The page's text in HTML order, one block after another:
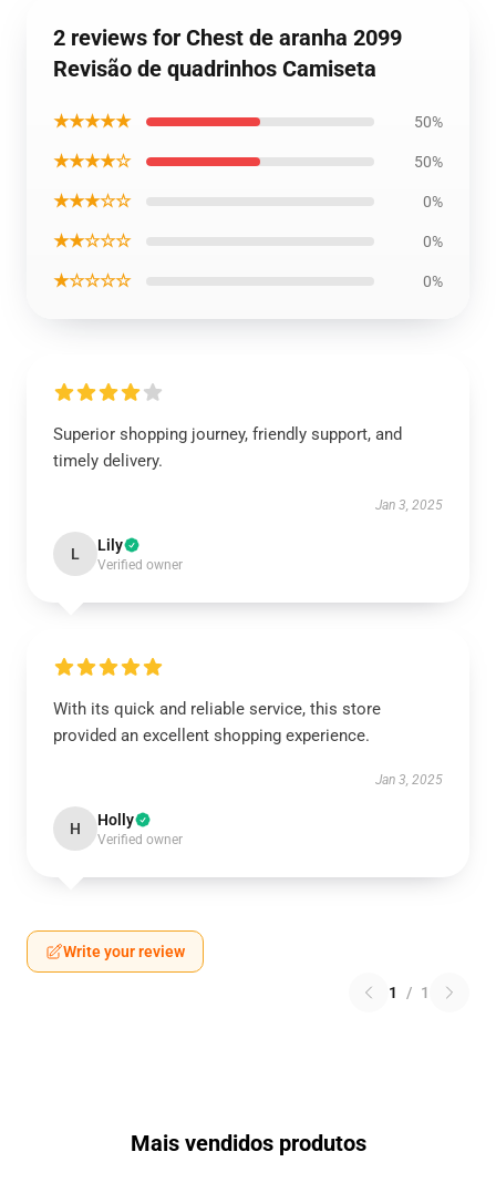
2 reviews for Chest de aranha 2099
Revisão de quadrinhos Camiseta
★★★★★ 50%
★★★★☆ 50%
★★★☆☆ 0%
★★☆☆☆ 0%
★☆☆☆☆ 0%
Superior shopping journey, friendly support, and
timely delivery.
Jan 3, 2025
L Lily
Verified owner
With its quick and reliable service, this store
provided an excellent shopping experience.
Jan 3, 2025
H Holly
Verified owner
Write your review
1 / 1
Mais vendidos produtos